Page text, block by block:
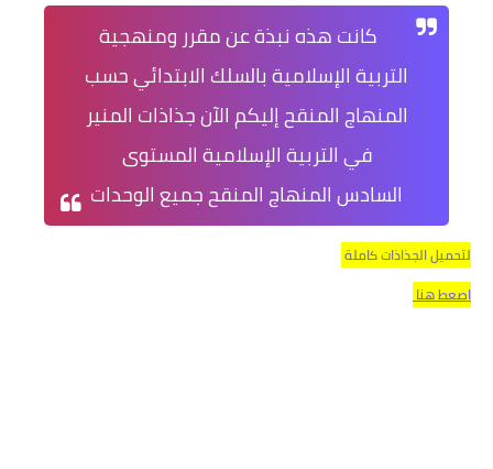
كانت هذه نبذة عن مقرر ومنهجية
التربية الإسلامية بالسلك الابتدائي حسب
المنهاج المنقح إليكم الآن جذاذات المنير
في التربية الإسلامية المستوى
السادس المنهاج المنقح جميع الوحدات
لتحميل الجذاذات كاملة
اصعط هنا